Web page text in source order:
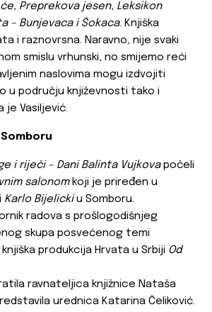
, Preprekova jesen, Leksikon
– Bunjevaca i Šokaca. Knjiška
i raznovrsna. Naravno, nije svaki
smislu vrhunski, no smijemo reći
naslovima mogu izdvojiti
u području književnosti tako i
je Vasiljević.
i riječi – Dani Balinta Vujkovapočeli
salonomkoji je priređen u
Karlo Bijelickiu Somboru.
radova s prošlogodišnjeg
skupa posvećenog temi
produkcija Hrvata u Srbiji Od
ravnateljica knjižnice Nataša
urednica Katarina Čeliković.